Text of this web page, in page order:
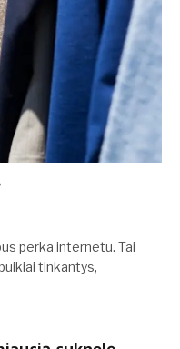
perka internetu. Tai
tinkantys,